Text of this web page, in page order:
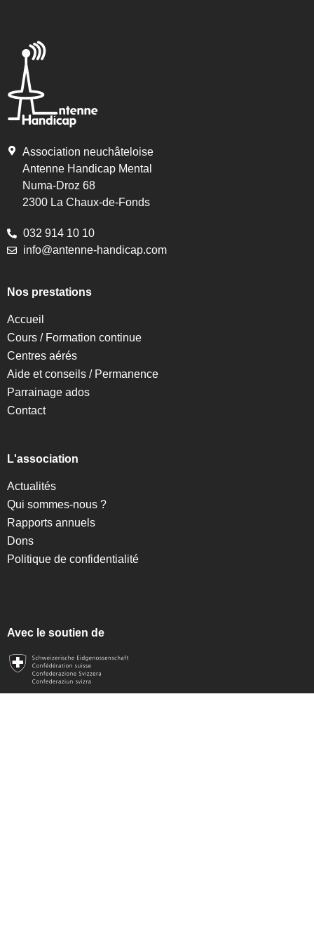
Association neuchâteloise
Antenne Handicap Mental
Numa-Droz 68
2300 La Chaux-de-Fonds
032 914 10 10
info@antenne-handicap.com
Nos prestations
Accueil
Cours / Formation continue
Centres aérés
Aide et conseils / Permanence
Parrainage ados
Contact
L'association
Actualités
Qui sommes-nous ?
Rapports annuels
Dons
Politique de confidentialité
Avec le soutien de